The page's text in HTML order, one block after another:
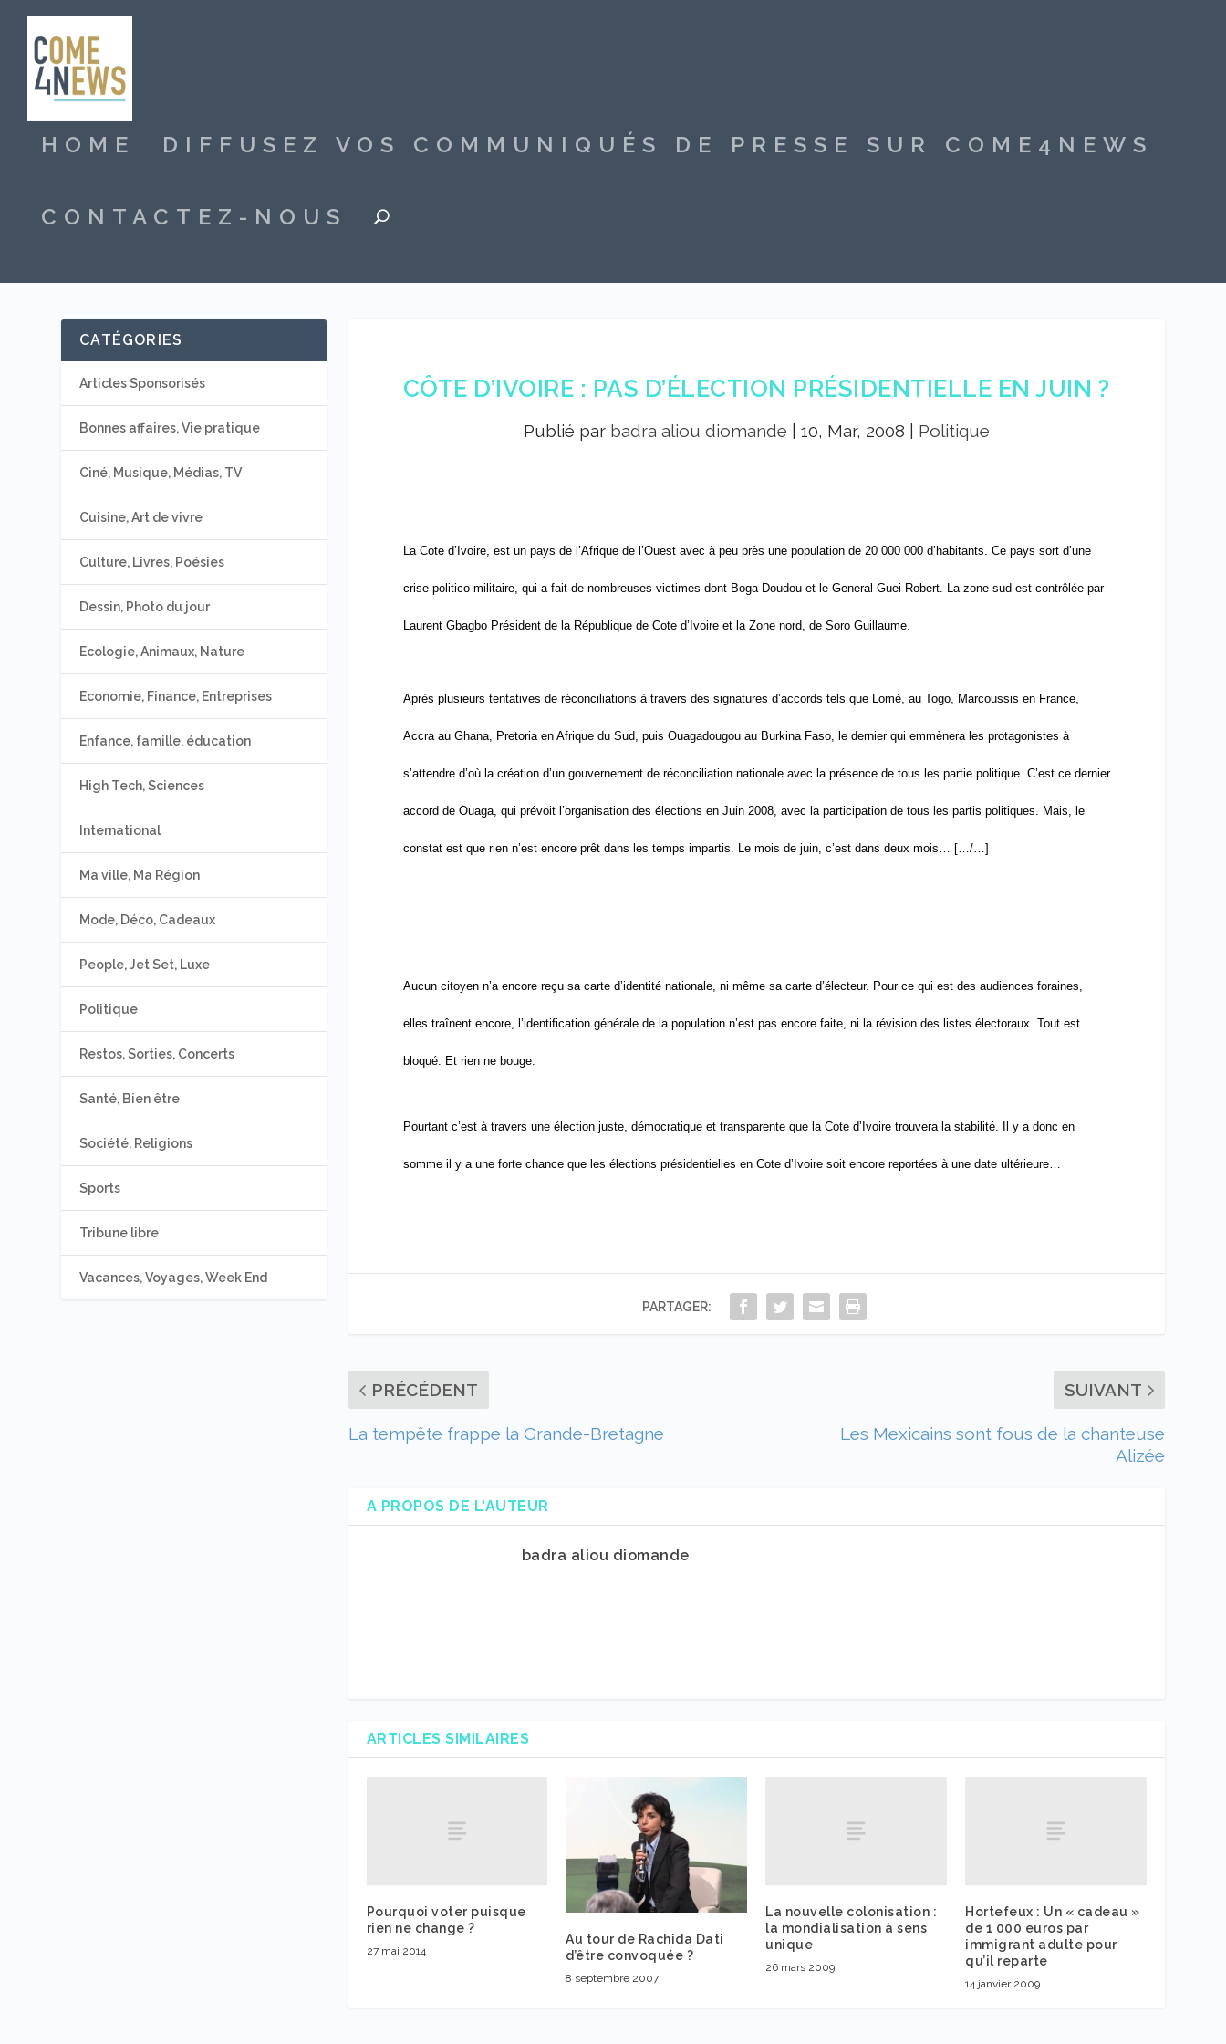
HOME DIFFUSEZ VOS COMMUNIQUÉS DE PRESSE SUR COME4NEWS
CONTACTEZ-NOUS
CÔTE D’IVOIRE : PAS D’ÉLECTION PRÉSIDENTIELLE EN JUIN ?
Publié par badra aliou diomande 10, Mar, 2008 Politique
La Cote d’Ivoire, est un pays de l’Afrique de l’Ouest avec à peu près une population de 20 000 000 d’habitants. Ce pays sort d’une
crise politico-militaire, qui a fait de nombreuses victimes dont Boga Doudou et le General Guei Robert. La zone sud est contrôlée par
Laurent Gbagbo Président de la République de Cote d’Ivoire et la Zone nord, de Soro Guillaume.
Après plusieurs tentatives de réconciliations à travers des signatures d’accords tels que Lomé, au Togo, Marcoussis en France,
Accra au Ghana, Pretoria en Afrique du Sud, puis Ouagadougou au Burkina Faso, le dernier qui emmènera les protagonistes à
s’attendre d’où la création d’un gouvernement de réconciliation nationale avec la présence de tous les partie politique. C’est ce dernier
accord de Ouaga, qui prévoit l’organisation des élections en Juin 2008, avec la participation de tous les partis politiques. Mais, le
constat est que rien n’est encore prêt dans les temps impartis. Le mois de juin, c’est dans deux mois… […/…]
Aucun citoyen n’a encore reçu sa carte d’identité nationale, ni même sa carte d’électeur. Pour ce qui est des audiences foraines,
elles traînent encore, l’identification générale de la population n’est pas encore faite, ni la révision des listes électoraux. Tout est
bloqué. Et rien ne bouge.
Pourtant c’est à travers une élection juste, démocratique et transparente que la Cote d’Ivoire trouvera la stabilité. Il y a donc en
somme il y a une forte chance que les élections présidentielles en Cote d’Ivoire soit encore reportées à une date ultérieure…
PARTAGER:
PRÉCÉDENT
La tempête frappe la Grande-Bretagne
SUIVANT
Les Mexicains sont fous de la chanteuse
Alizée
A PROPOS DE L'AUTEUR
badra aliou diomande
ARTICLES SIMILAIRES
Pourquoi voter puisque
rien ne change ?
27 mai 2014
Au tour de Rachida Dati
d’être convoquée ?
8 septembre 2007
La nouvelle colonisation :
la mondialisation à sens
unique
26 mars 2009
Hortefeux : Un « cadeau »
de 1 000 euros par
immigrant adulte pour
qu’il reparte
14 janvier 2009
CATÉGORIES
Articles Sponsorisés
Bonnes affaires, Vie pratique
Ciné, Musique, Médias, TV
Cuisine, Art de vivre
Culture, Livres, Poésies
Dessin, Photo du jour
Ecologie, Animaux, Nature
Economie, Finance, Entreprises
Enfance, famille, éducation
High Tech, Sciences
International
Ma ville, Ma Région
Mode, Déco, Cadeaux
People, Jet Set, Luxe
Politique
Restos, Sorties, Concerts
Santé, Bien être
Société, Religions
Sports
Tribune libre
Vacances, Voyages, Week End